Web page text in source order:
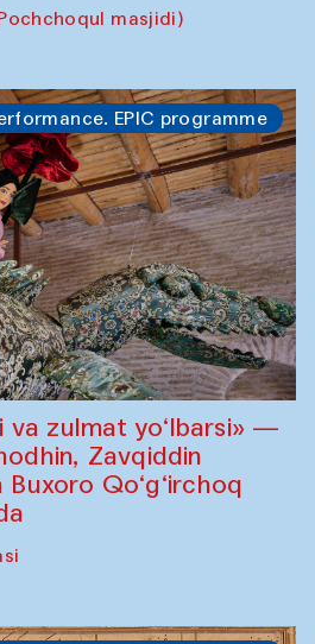
masjidi)
EPIC programme
va zulmat yo‘lbarsi» —
Zavqiddin
Qo‘g‘irchoq